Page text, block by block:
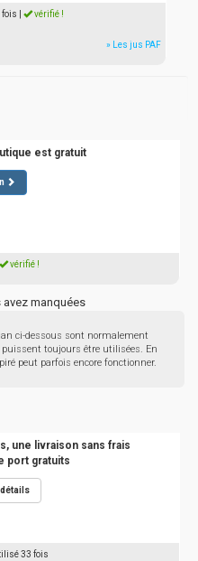
fois vérifié !
» Les jus PAF
est gratuit
vérifié !
manquées
ci-dessous sont normalement
toujours être utilisées. En
peut parfois encore fonctionner.
une livraison sans frais
port gratuits
détails
33 fois